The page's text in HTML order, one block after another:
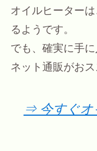
オイルヒーター
るようです。
でも、確実に手
ネット通販がおス
⇒ 今すぐオ